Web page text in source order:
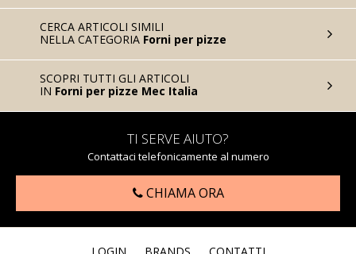
CERCA ARTICOLI SIMILI
NELLA CATEGORIA Forni per pizze
SCOPRI TUTTI GLI ARTICOLI
IN Forni per pizze Mec Italia
TI SERVE AIUTO?
Contattaci telefonicamente al numero
CHIAMA ORA